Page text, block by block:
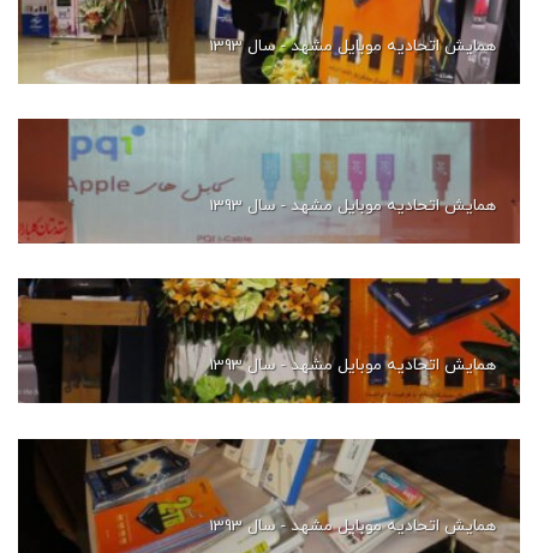
همایش اتحادیه موبایل مشهد - سال 1393
همایش اتحادیه موبایل مشهد - سال 1393
همایش اتحادیه موبایل مشهد - سال 1393
همایش اتحادیه موبایل مشهد - سال 1393